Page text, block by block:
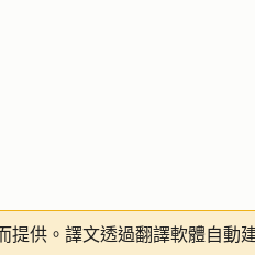
提供。譯文透過翻譯軟體自